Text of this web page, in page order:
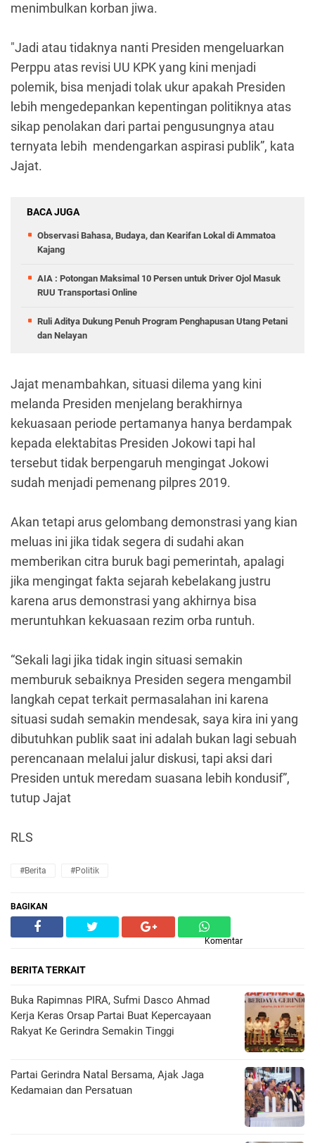
menimbulkan korban jiwa.
"Jadi atau tidaknya nanti Presiden mengeluarkan
Perppu atas revisi UU KPK yang kini menjadi
polemik, bisa menjadi tolak ukur apakah Presiden
lebih mengedepankan kepentingan politiknya atas
sikap penolakan dari partai pengusungnya atau
ternyata lebih mendengarkan aspirasi publik”, kata
Jajat.
BACA JUGA
Observasi Bahasa, Budaya, dan Kearifan Lokal di Ammatoa
Kajang
AIA : Potongan Maksimal 10 Persen untuk Driver Ojol Masuk
RUU Transportasi Online
Ruli Aditya Dukung Penuh Program Penghapusan Utang Petani
dan Nelayan
Jajat menambahkan, situasi dilema yang kini
melanda Presiden menjelang berakhirnya
kekuasaan periode pertamanya hanya berdampak
kepada elektabitas Presiden Jokowi tapi hal
tersebut tidak berpengaruh mengingat Jokowi
sudah menjadi pemenang pilpres 2019.
Akan tetapi arus gelombang demonstrasi yang kian
meluas ini jika tidak segera di sudahi akan
memberikan citra buruk bagi pemerintah, apalagi
jika mengingat fakta sejarah kebelakang justru
karena arus demonstrasi yang akhirnya bisa
meruntuhkan kekuasaan rezim orba runtuh.
“Sekali lagi jika tidak ingin situasi semakin
memburuk sebaiknya Presiden segera mengambil
langkah cepat terkait permasalahan ini karena
situasi sudah semakin mendesak, saya kira ini yang
dibutuhkan publik saat ini adalah bukan lagi sebuah
perencanaan melalui jalur diskusi, tapi aksi dari
Presiden untuk meredam suasana lebih kondusif”,
tutup Jajat
RLS
#Berita #Politik
BAGIKAN
Komentar
BERITA TERKAIT
Buka Rapimnas PIRA, Sufmi Dasco Ahmad
Kerja Keras Orsap Partai Buat Kepercayaan
Rakyat Ke Gerindra Semakin Tinggi
Partai Gerindra Natal Bersama, Ajak Jaga
Kedamaian dan Persatuan